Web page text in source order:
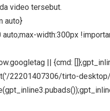
video tersebut.
auto}
width:300px
|| {cmd:
22201407306/tirto-